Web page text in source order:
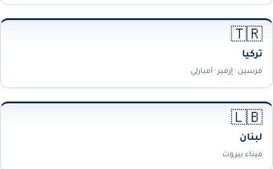
🇹🇷
تركيا
مرسين · إزمير · أمبارلي
🇱🇧
لبنان
ميناء بيروت